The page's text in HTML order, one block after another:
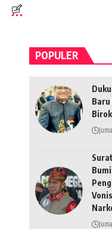
POPULER
Baru